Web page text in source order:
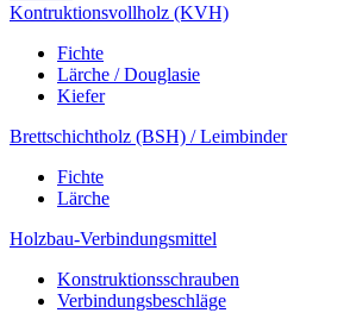
Kontruktionsvollholz (KVH)
Fichte
Lärche / Douglasie
Kiefer
Brettschichtholz (BSH) / Leimbinder
Fichte
Lärche
Holzbau-Verbindungsmittel
Konstruktionsschrauben
Verbindungsbeschläge